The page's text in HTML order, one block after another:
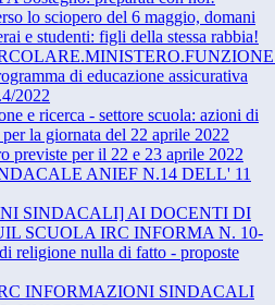
lo sciopero del 6 maggio, domani
e studenti: figli della stessa rabbia!
di educazione assicurativa
2022
e ricerca - settore scuola: azioni di
la giornata del 22 aprile 2022
previste per il 22 e 23 aprile 2022
ANIEF N.14 DELL' 11
SINDACALI] AI DOCENTI DI
SCUOLA IRC INFORMA N. 10-
religione nulla di fatto - proposte
INFORMAZIONI SINDACALI